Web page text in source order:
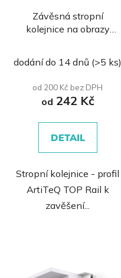
Závěsná stropní
kolejnice na obrazy
hodnocení
produktu
je
z
dodání do 14 dnů (>5 ks)
od 200 Kč bez DPH
od 242 Kč
DETAIL
Stropní kolejnice - profil
ArtiTeQ TOP Rail k
zavěšení...